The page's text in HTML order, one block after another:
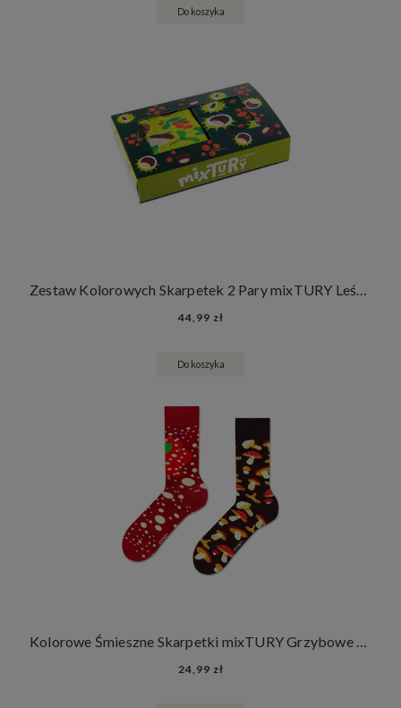
Do koszyka
Zestaw Kolorowych Skarpetek 2 Pary mixTURY Leśne Śmieszne Długie Damskie Męskie Las Kasztany Żołędzie Jesień
44,99 zł
Do koszyka
Kolorowe Śmieszne Skarpetki mixTURY Grzybowe Damskie Męskie Długie Grzyby Jesień Las
24,99 zł